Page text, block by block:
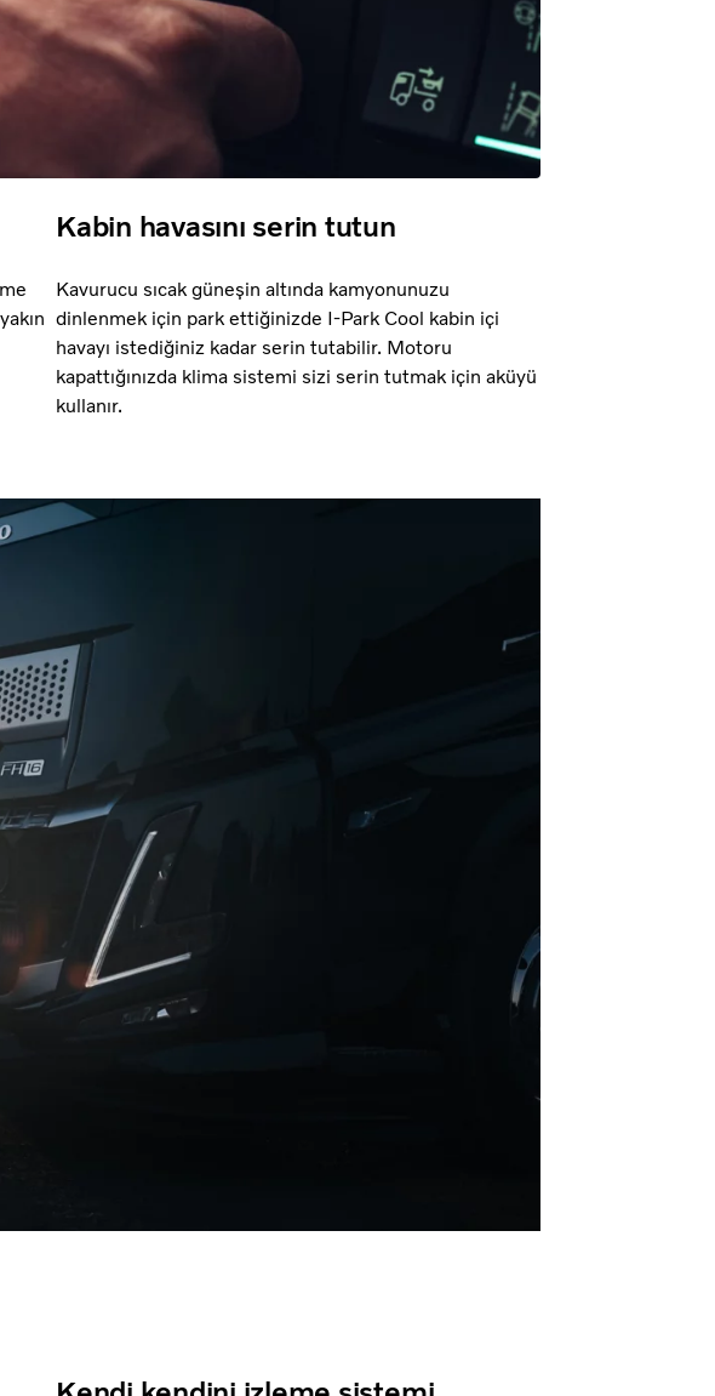
Kabin havasını serin tutun
Kavurucu sıcak güneşin altında kamyonunuzu
dinlenmek için park ettiğinizde I-Park Cool kabin içi
havayı istediğiniz kadar serin tutabilir. Motoru
kapattığınızda klima sistemi sizi serin tutmak için aküyü
kullanır.